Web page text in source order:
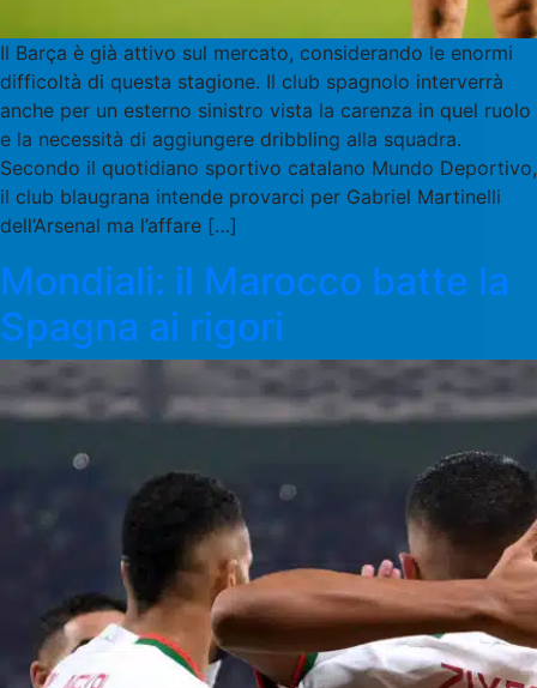
Il Barça è già attivo sul mercato, considerando le enormi
difficoltà di questa stagione. Il club spagnolo interverrà
anche per un esterno sinistro vista la carenza in quel ruolo
e la necessità di aggiungere dribbling alla squadra.
Secondo il quotidiano sportivo catalano Mundo Deportivo,
il club blaugrana intende provarci per Gabriel Martinelli
dell’Arsenal ma l’affare […]
Mondiali: il Marocco batte la
Spagna ai rigori